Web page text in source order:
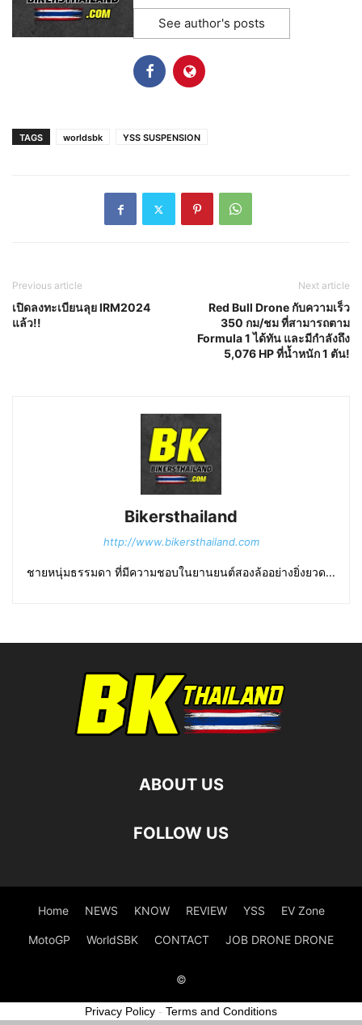
See author's posts
TAGS worldsbk YSS SUSPENSION
Previous article
เปิดลงทะเบียนลุย IRM2024
แล้ว!!
Next article
Red Bull Drone กับความเร็ว
350 กม/ชม ที่สามารถตาม
Formula 1 ได้ทัน และมีกำลังถึง
5,076 HP ที่น้ำหนัก 1 ตัน!
Bikersthailand
http://www.bikersthailand.com
ชายหนุ่มธรรมดา ที่มีความชอบในยานยนต์สองล้ออย่างยิ่งยวด...
ABOUT US
FOLLOW US
Home NEWS KNOW REVIEW YSS EV Zone
MotoGP WorldSBK CONTACT JOB DRONE DRONE
©
Privacy Policy - Terms and Conditions